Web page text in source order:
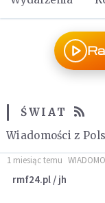
ŚWIAT
Wiadomości z
1 miesiąc temu
rmf24.pl / jh